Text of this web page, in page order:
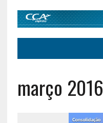
março 2016